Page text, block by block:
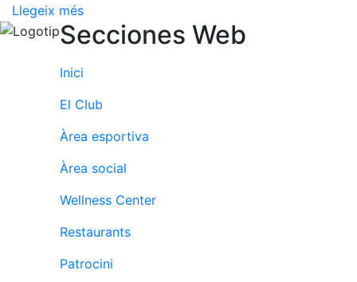
Sortides
culturals
Talks
Calendari
d'Activitats
Socials
Jocs de taula
Club
Wellness
Llegeix més
Secciones Web
Inici
El Club
Àrea esportiva
Àrea social
Wellness Center
Restaurants
Patrocini